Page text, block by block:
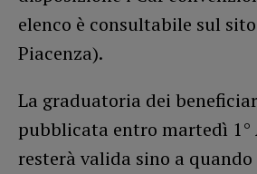
elenco è consultabile sul
Piacenza).
La graduatoria dei
pubblicata entro martedì 1°
resterà valida sino a